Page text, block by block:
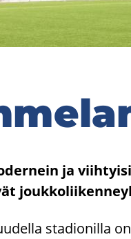
ja
sta­dio­nil­la